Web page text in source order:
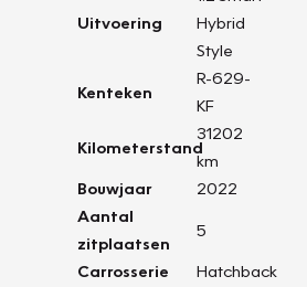
Uitvoering
Hybrid
Style
Kenteken
R-629-
KF
Kilometerstand
31202
km
Bouwjaar
2022
Aantal
zitplaatsen
5
Carrosserie
Hatchback